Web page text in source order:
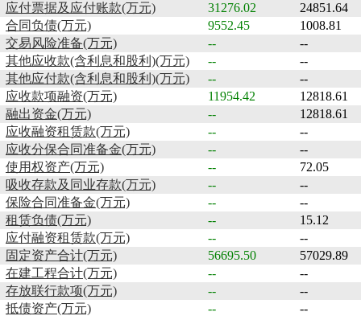
应付票据及应付账款(万元)
31276.02
24851.64
合同负债(万元)
9552.45
1008.81
交易风险准备(万元)
--
--
其他应收款(含利息和股利)(万元)
--
--
其他应付款(含利息和股利)(万元)
--
--
应收款项融资(万元)
11954.42
12818.61
融出资金(万元)
--
12818.61
应收融资租赁款(万元)
--
--
应收分保合同准备金(万元)
--
--
使用权资产(万元)
--
72.05
吸收存款及同业存款(万元)
--
--
保险合同准备金(万元)
--
--
租赁负债(万元)
--
15.12
应付融资租赁款(万元)
--
--
固定资产合计(万元)
56695.50
57029.89
在建工程合计(万元)
--
--
存放联行款项(万元)
--
--
抵债资产(万元)
--
--